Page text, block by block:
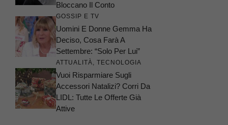
Bloccano Il Conto
GOSSIP E TV
Uomini E Donne Gemma Ha
Deciso, Cosa Farà A
Settembre: “Solo Per Lui”
ATTUALITÀ, TECNOLOGIA
Vuoi Risparmiare Sugli
Accessori Natalizi? Corri Da
LIDL: Tutte Le Offerte Già
Attive